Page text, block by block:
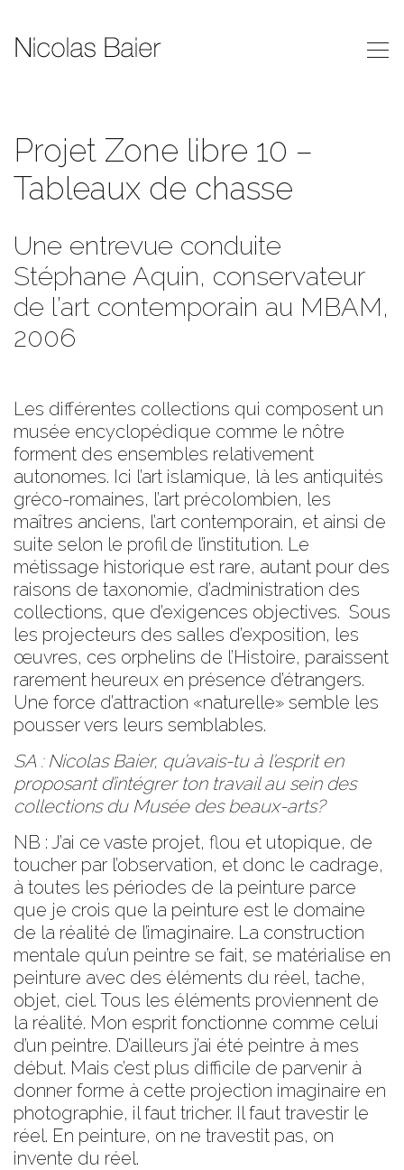
Projet Zone libre 10 –
Tableaux de chasse
Une entrevue conduite
Stéphane Aquin, conservateur
de l’art contemporain au MBAM,
2006
Les différentes collections qui composent un
musée encyclopédique comme le nôtre
forment des ensembles relativement
autonomes. Ici l’art islamique, là les antiquités
gréco-romaines, l’art précolombien, les
maîtres anciens, l’art contemporain, et ainsi de
suite selon le profil de l’institution. Le
métissage historique est rare, autant pour des
raisons de taxonomie, d’administration des
collections, que d’exigences objectives. Sous
les projecteurs des salles d’exposition, les
œuvres, ces orphelins de l’Histoire, paraissent
rarement heureux en présence d’étrangers.
Une force d’attraction «naturelle» semble les
pousser vers leurs semblables.
SA : Nicolas Baier, qu’avais-tu à l’esprit en
proposant d’intégrer ton travail au sein des
collections du Musée des beaux-arts?
NB : J’ai ce vaste projet, flou et utopique, de
toucher par l’observation, et donc le cadrage,
à toutes les périodes de la peinture parce
que je crois que la peinture est le domaine
de la réalité de l’imaginaire. La construction
mentale qu’un peintre se fait, se matérialise en
peinture avec des éléments du réel, tache,
objet, ciel. Tous les éléments proviennent de
la réalité. Mon esprit fonctionne comme celui
d’un peintre. D’ailleurs j’ai été peintre à mes
début. Mais c’est plus difficile de parvenir à
donner forme à cette projection imaginaire en
photographie, il faut tricher. Il faut travestir le
réel. En peinture, on ne travestit pas, on
invente du réel.